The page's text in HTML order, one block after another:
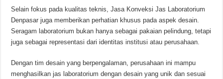
Selain fokus pada kualitas teknis, Jasa Konveksi Jas Laboratorium
Denpasar juga memberikan perhatian khusus pada aspek desain.
Seragam laboratorium bukan hanya sebagai pakaian pelindung, tetapi
juga sebagai representasi dari identitas institusi atau perusahaan.
Dengan tim desain yang berpengalaman, perusahaan ini mampu
menghasilkan jas laboratorium dengan desain yang unik dan sesuai